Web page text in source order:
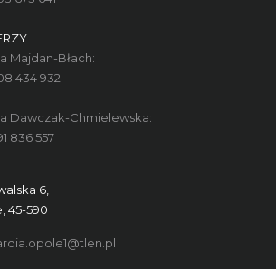
Majdan-Błach:
434 932
Dawczak-Chmielewska:
836 557
6,
45-590